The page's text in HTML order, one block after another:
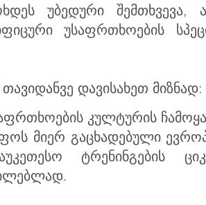
უბედური შემთხვევა,
უსაფრთხოების
დავისახეთ მიზნად:
კულტურის
მიერ გაცხადებული
ტრენინგების